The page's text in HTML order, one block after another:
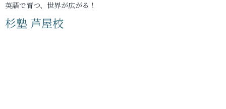
英語で育つ、世界が広がる！
杉塾 芦屋校